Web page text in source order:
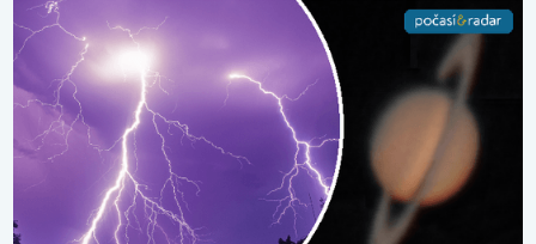
Červnové fotografie. Zajímavosti. . . neděle 5. července 2026